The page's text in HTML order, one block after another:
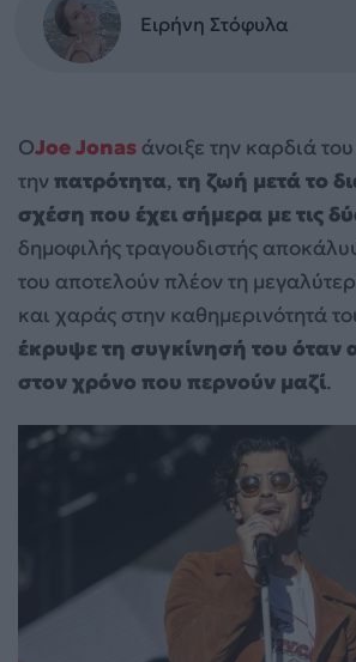
Ειρήνη Στόφυλα
ΟJoe Jonas άνοιξε την καρδιά
τηνπατρότητα, τη ζωή μετά το
σχέση που έχει σήμερα με τις
δημοφιλής τραγουδιστής
του αποτελούν πλέον τη
και χαράς στην καθημερινότητά
έκρυψε τη συγκίνησή του όταν
στον χρόνο που περνούν μαζί.